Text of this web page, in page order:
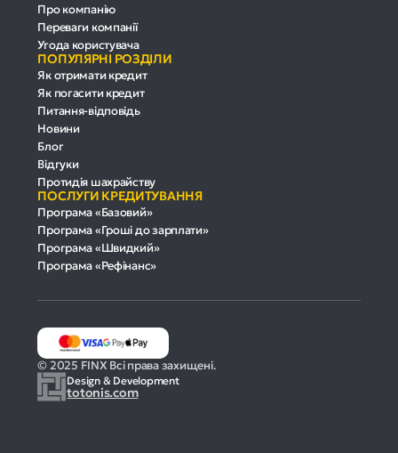
Про компанію
Переваги компанії
Угода користувача
ПОПУЛЯРНІ РОЗДІЛИ
Як отримати кредит
Як погасити кредит
Питання-відповідь
Новини
Блог
Відгуки
Протидія шахрайству
ПОСЛУГИ КРЕДИТУВАННЯ
Програма «Базовий»
Програма «Гроші до зарплати»
Програма «Швидкий»
Програма «Рефінанс»
Design & Development
totonis.com
© 2025 FINX Всі права захищені.